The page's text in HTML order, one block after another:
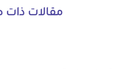
مقالات ذات